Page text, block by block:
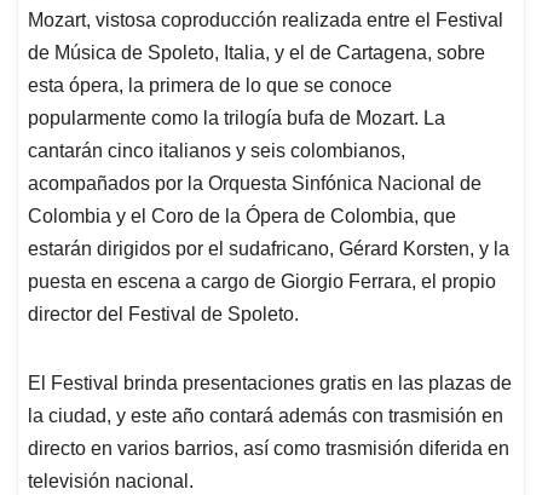
Mozart, vistosa coproducción realizada entre el Festival
de Música de Spoleto, Italia, y el de Cartagena, sobre
esta ópera, la primera de lo que se conoce
popularmente como la trilogía bufa de Mozart. La
cantarán cinco italianos y seis colombianos,
acompañados por la Orquesta Sinfónica Nacional de
Colombia y el Coro de la Ópera de Colombia, que
estarán dirigidos por el sudafricano, Gérard Korsten, y la
puesta en escena a cargo de Giorgio Ferrara, el propio
director del Festival de Spoleto.
El Festival brinda presentaciones gratis en las plazas de
la ciudad, y este año contará además con trasmisión en
directo en varios barrios, así como trasmisión diferida en
televisión nacional.